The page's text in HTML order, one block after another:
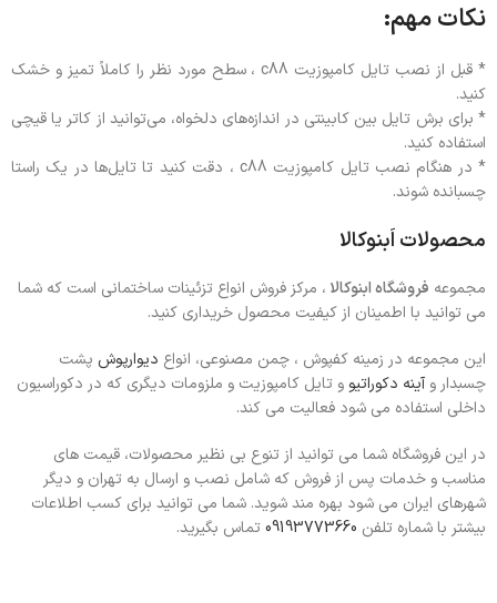
نکات مهم:
* قبل از نصب تایل کامپوزیت c88 ، سطح مورد نظر را کاملاً تمیز و خشک
کنید.
* برای برش تایل‌ بین کابینتی در اندازه‌های دلخواه، می‌توانید از کاتر یا قیچی
استفاده کنید.
* در هنگام نصب تایل کامپوزیت c88 ، دقت کنید تا تایل‌ها در یک راستا
چسبانده شوند.
محصولات اَبنوکالا
مجموعه فروشگاه ابنوکالا ، مرکز فروش انواع تزئینات ساختمانی است که شما
می توانید با اطمینان از کیفیت محصول خریداری کنید.
این مجموعه در زمینه کفپوش ، چمن مصنوعی، انواع دیوارپوش پشت
چسبدار و آینه دکوراتیو و تایل کامپوزیت و ملزومات دیگری که در دکوراسیون
داخلی استفاده می شود فعالیت می کند.
در این فروشگاه شما می توانید از تنوع بی نظیر محصولات، قیمت های
مناسب و خدمات پس از فروش که شامل نصب و ارسال به تهران و دیگر
شهرهای ایران می شود بهره مند شوید. شما می توانید برای کسب اطلاعات
بیشتر با شماره تلفن 09193773660تماس بگیرید.